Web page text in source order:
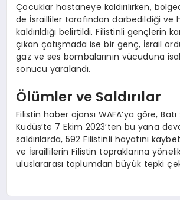
Çocuklar hastaneye kaldırılırken,
de İsrailliler tarafından darbedildiği ve
kaldırıldığı belirtildi. Filistinli gençlerin
çıkan çatışmada ise bir genç, İsrail
gaz ve ses bombalarının vücuduna
sonucu yaralandı.
Ölümler ve Saldırılar
Filistin haber ajansı WAFA’ya göre,
Kudüs’te 7 Ekim 2023’ten bu yana
saldırılarda, 592 Filistinli hayatını
ve İsraillilerin Filistin topraklarına yönelik
uluslararası toplumdan büyük tepki